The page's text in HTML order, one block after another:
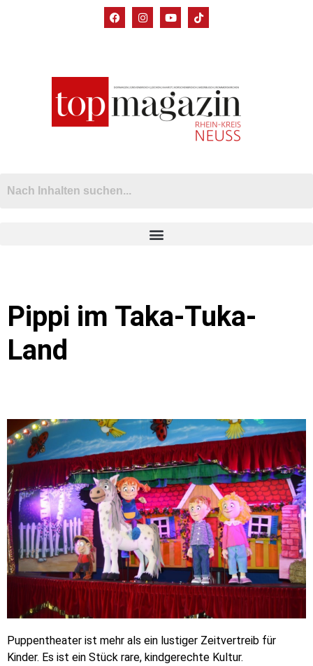
Pippi im Taka-Tuka-
Land
Puppentheater ist mehr als ein lustiger Zeitvertreib für
Kinder. Es ist ein Stück rare, kindgerechte Kultur.